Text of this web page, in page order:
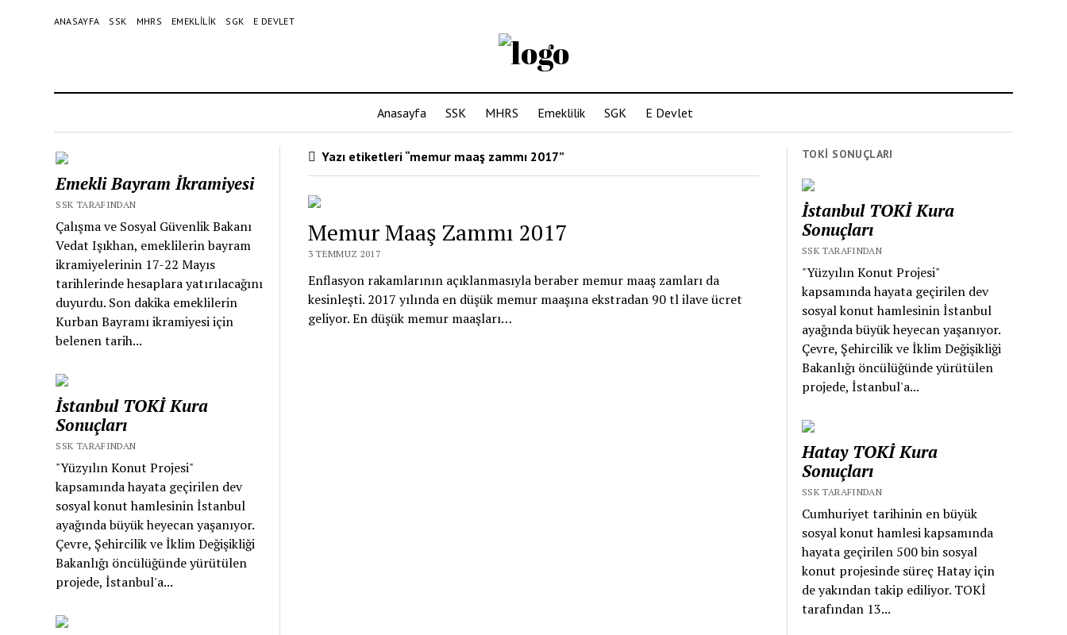
ANASAYFA SSK MHRS EMEKLILIK SGK E DEVLET
Anasayfa SSK MHRS Emeklilik SGK E Devlet
Emekli Bayram İkramiyesi
SSK TARAFINDAN
Çalışma ve Sosyal Güvenlik Bakanı
Vedat Işıkhan, emeklilerin bayram
ikramiyelerinin 17-22 Mayıs
tarihlerinde hesaplara yatırılacağını
duyurdu. Son dakika emeklilerin
Kurban Bayramı ikramiyesi için
belenen tarih...
İstanbul TOKİ Kura
Sonuçları
SSK TARAFINDAN
"Yüzyılın Konut Projesi"
kapsamında hayata geçirilen dev
sosyal konut hamlesinin İstanbul
ayağında büyük heyecan yaşanıyor.
Çevre, Şehircilik ve İklim Değişikliği
Bakanlığı öncülüğünde yürütülen
projede, İstanbul'a...
Yazı etiketleri “memur maaş zammı 2017”
Memur Maaş Zammı 2017
3 TEMMUZ 2017
Enflasyon rakamlarının açıklanmasıyla beraber memur maaş zamları da
kesinleşti. 2017 yılında en düşük memur maaşına ekstradan 90 tl ilave ücret
geliyor. En düşük memur maaşları…
TOKİ SONUÇLARI
İstanbul TOKİ Kura
Sonuçları
SSK TARAFINDAN
"Yüzyılın Konut Projesi"
kapsamında hayata geçirilen dev
sosyal konut hamlesinin İstanbul
ayağında büyük heyecan yaşanıyor.
Çevre, Şehircilik ve İklim Değişikliği
Bakanlığı öncülüğünde yürütülen
projede, İstanbul'a...
Hatay TOKİ Kura
Sonuçları
SSK TARAFINDAN
Cumhuriyet tarihinin en büyük
sosyal konut hamlesi kapsamında
hayata geçirilen 500 bin sosyal
konut projesinde süreç Hatay için
de yakından takip ediliyor. TOKİ
tarafından 13...